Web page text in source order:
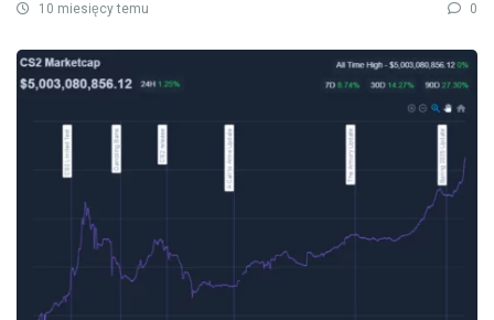
10 miesięcy temu 0